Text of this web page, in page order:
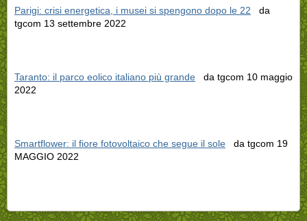
Parigi: crisi energetica, i musei si spengono dopo le 22 da
tgcom 13 settembre 2022
Taranto: il parco eolico italiano più grande da tgcom 10 maggio
2022
Smartflower: il fiore fotovoltaico che segue il sole da tgcom 19
MAGGIO 2022